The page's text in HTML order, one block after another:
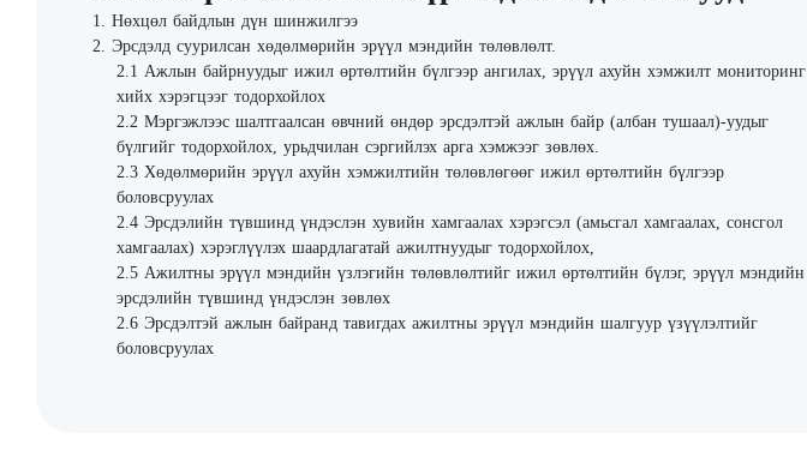
Нөхцөл байдлын дүн шинжилгээ
Эрсдэлд суурилсан хөдөлмөрийн эрүүл мэндийн төлөвлөлт.
Ажлын байрнуудыг ижил өртөлтийн бүлгээр ангилах, эрүүл ахуйн хэмжилт мониторинг
хийх хэрэгцээг тодорхойлох
Мэргэжлээс шалтгаалсан өвчний өндөр эрсдэлтэй ажлын байр (албан тушаал)-уудыг
бүлгийг тодорхойлох, урьдчилан сэргийлэх арга хэмжээг зөвлөх.
Хөдөлмөрийн эрүүл ахуйн хэмжилтийн төлөвлөгөөг ижил өртөлтийн бүлгээр
боловсруулах
Эрсдэлийн түвшинд үндэслэн хувийн хамгаалах хэрэгсэл (амьсгал хамгаалах, сонсгол
хамгаалах) хэрэглүүлэх шаардлагатай ажилтнуудыг тодорхойлох,
Ажилтны эрүүл мэндийн үзлэгийн төлөвлөлтийг ижил өртөлтийн бүлэг, эрүүл мэндийн
эрсдэлийн түвшинд үндэслэн зөвлөх
Эрсдэлтэй ажлын байранд тавигдах ажилтны эрүүл мэндийн шалгуур үзүүлэлтийг
боловсруулах